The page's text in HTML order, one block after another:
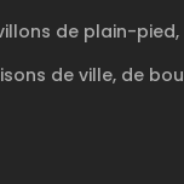
de plain-
de ville, de